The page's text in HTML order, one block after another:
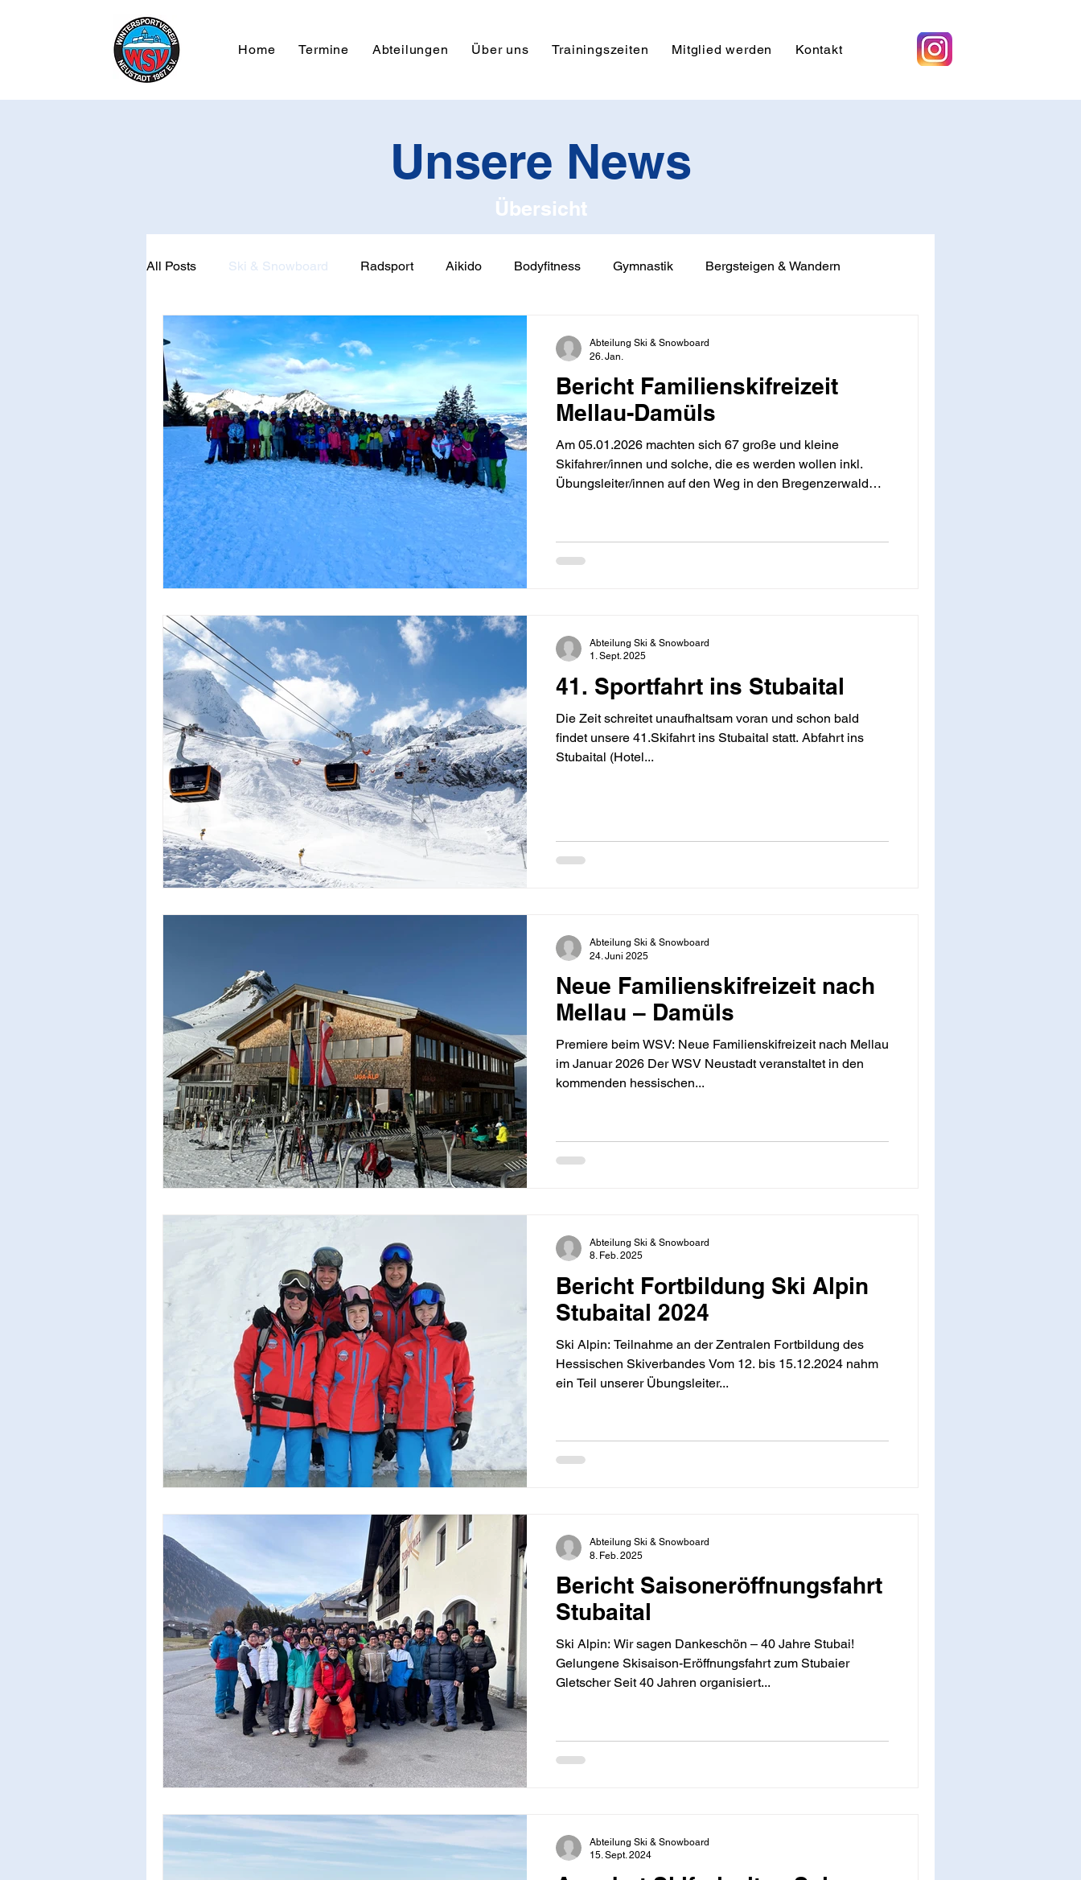
Home Termine Abteilungen Über uns Trainingszeiten Mitglied werden Kontakt
Unsere News
Übersicht
All Posts Ski & Snowboard Radsport Aikido Bodyfitness Gymnastik Bergsteigen & Wandern
Allgemein
Bericht Familienskifreizeit
Mellau-Damüls
Am 05.01.2026 machten sich 67 große und kleine
Skifahrer/innen und solche, die es werden wollen inkl.
Übungsleiter/innen auf den Weg in den Bregenzerwald
Ziel und mit Petra und Gregor Lang neue Organisatoren
für die traditionelle Januar-Familienskifreizeit des WSV
Abteilung Ski & Snowboard
26. Jan.
41. Sportfahrt ins Stubaital
Die Zeit schreitet unaufhaltsam voran und schon bald
findet unsere 41.Skifahrt ins Stubaital statt. Abfahrt ins
Stubaital (Hotel...
Abteilung Ski & Snowboard
1. Sept. 2025
Neue Familienskifreizeit nach
Mellau – Damüls
Premiere beim WSV: Neue Familienskifreizeit nach Mellau
im Januar 2026 Der WSV Neustadt veranstaltet in den
kommenden hessischen...
Abteilung Ski & Snowboard
24. Juni 2025
Bericht Fortbildung Ski Alpin
Stubaital 2024
Ski Alpin: Teilnahme an der Zentralen Fortbildung des
Hessischen Skiverbandes Vom 12. bis 15.12.2024 nahm
ein Teil unserer Übungsleiter...
Abteilung Ski & Snowboard
8. Feb. 2025
Bericht Saisoneröffnungsfahrt
Stubaital
Ski Alpin: Wir sagen Dankeschön – 40 Jahre Stubai!
Gelungene Skisaison-Eröffnungsfahrt zum Stubaier
Gletscher Seit 40 Jahren organisiert...
Abteilung Ski & Snowboard
8. Feb. 2025
Abteilung Ski & Snowboard
15. Sept. 2024